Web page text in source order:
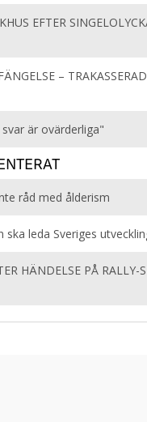
EFTER
–
är ovärderliga"
råd med ålderism
ska leda Sveriges
HÄNDELSE PÅ RALLY-